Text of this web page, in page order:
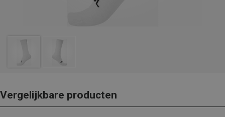
Vergelijkbare producten